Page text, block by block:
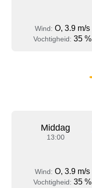
Wind: O, 3.9 m/s
Vochtigheid: 35 %
Middag
13:00
Wind: O, 3.9 m/s
Vochtigheid: 35 %